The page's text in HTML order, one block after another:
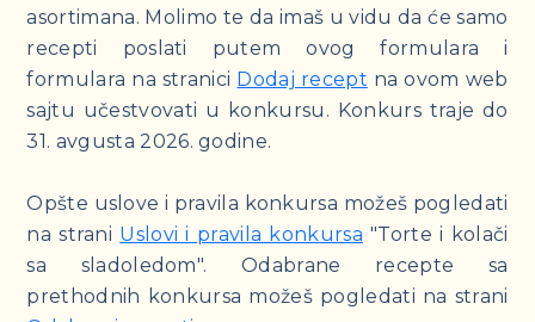
asortimana. Molimo te da imaš u vidu da će samo
recepti poslati putem ovog formulara i
formulara na stranici Dodaj recept na ovom web
sajtu učestvovati u konkursu. Konkurs traje do
31. avgusta 2026. godine.
Opšte uslove i pravila konkursa možeš pogledati
na strani Uslovi i pravila konkursa "Torte i kolači
sa sladoledom". Odabrane recepte sa
prethodnih konkursa možeš pogledati na strani